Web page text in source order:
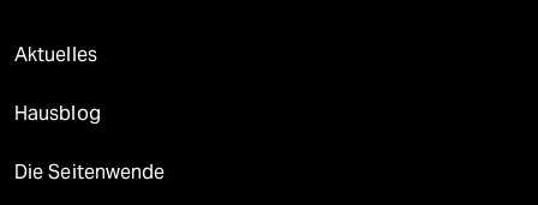
Aktuelles
Hausblog
Die Seitenwende